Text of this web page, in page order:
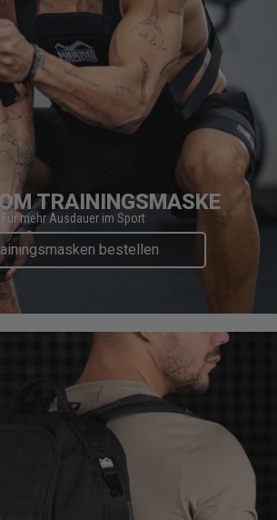
TRAININGSMASKE
Für mehr Ausdauer im Sport
bestellen